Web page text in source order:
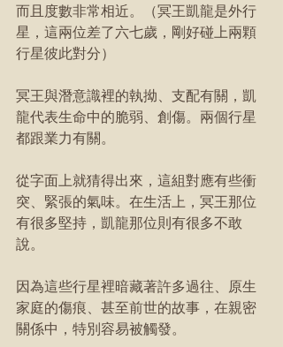
而且度數非常相近。（冥王凱龍是外行
星，這兩位差了六七歲，剛好碰上兩顆
行星彼此對分）
冥王與潛意識裡的執拗、支配有關，凱
龍代表生命中的脆弱、創傷。兩個行星
都跟業力有關。
從字面上就猜得出來，這組對應有些衝
突、緊張的氣味。在生活上，冥王那位
有很多堅持，凱龍那位則有很多不敢
說。
因為這些行星裡暗藏著許多過往、原生
家庭的傷痕、甚至前世的故事，在親密
關係中，特別容易被觸發。